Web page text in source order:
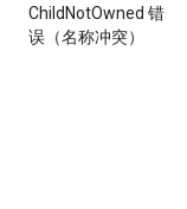
ChildNotOwned 错
误（名称冲突）